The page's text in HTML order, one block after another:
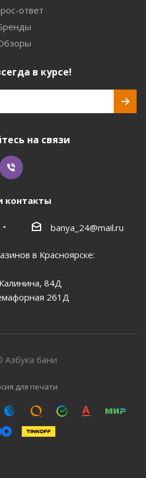
ответ
в курсе!
на связи
контакты
banya_24@mail.ru
в Красноярске:
84Д
261Д
Азбука бани
для печати